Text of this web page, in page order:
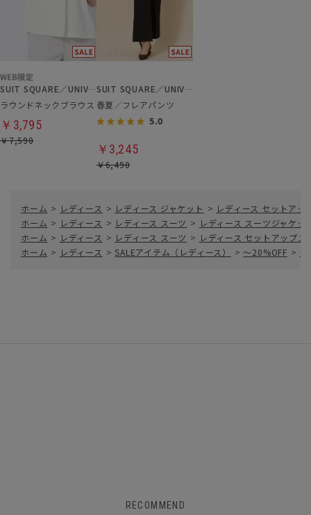
SUIT SQUARE／UNIVERSAL LANGUAGE／WHITE
ラウンドネックブラウス
￥3,795
￥7,590
SUIT SQUARE／UNIVERSAL LANGUAGE／WHITE
春夏／フレアパンツ
5.0
￥3,245
￥6,490
ホーム > レディース > レディース ジャケット > レディース セットアッ
ホーム > レディース > レディース スーツ > レディース スーツジャケッ
ホーム > レディース > レディース スーツ > レディース セットアップス
ホーム > レディース > SALEアイテム（レディース） > ～20%OFF > ジ
RECOMMEND